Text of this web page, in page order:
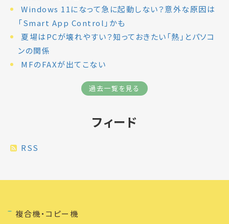
Windows 11になって急に起動しない？意外な原因は
「Smart App Control」かも
夏場はPCが壊れやすい？知っておきたい「熱」とパソコ
ンの関係
MFのFAXが出てこない
過去一覧を見る
フィード
RSS
複合機・コピー機